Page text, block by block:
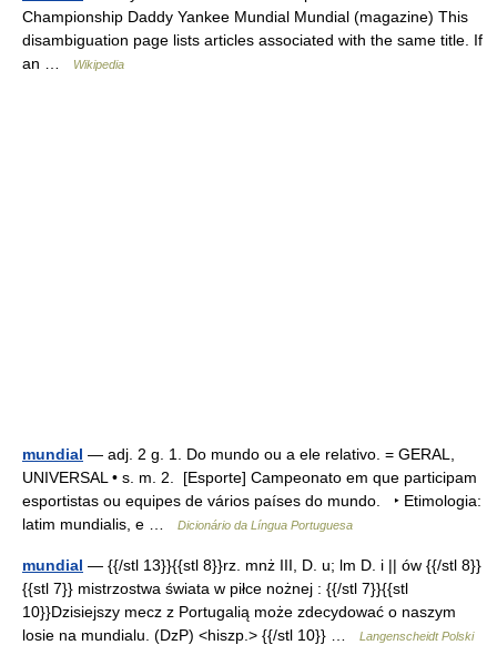
Championship Daddy Yankee Mundial Mundial (magazine) This
disambiguation page lists articles associated with the same title. If
an …
Wikipedia
mundial — adj. 2 g. 1. Do mundo ou a ele relativo. = GERAL,
UNIVERSAL • s. m. 2. [Esporte] Campeonato em que participam
esportistas ou equipes de vários países do mundo. ‣ Etimologia:
latim mundialis, e …
Dicionário da Língua Portuguesa
mundial — {{/stl 13}}{{stl 8}}rz. mnż III, D. u; lm D. i || ów {{/stl 8}}
{{stl 7}} mistrzostwa świata w piłce nożnej : {{/stl 7}}{{stl
10}}Dzisiejszy mecz z Portugalią może zdecydować o naszym
losie na mundialu. (DzP) <hiszp.> {{/stl 10}} …
Langenscheidt Polski